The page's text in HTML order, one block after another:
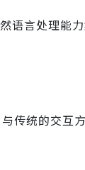
语言处理能
传统的交互